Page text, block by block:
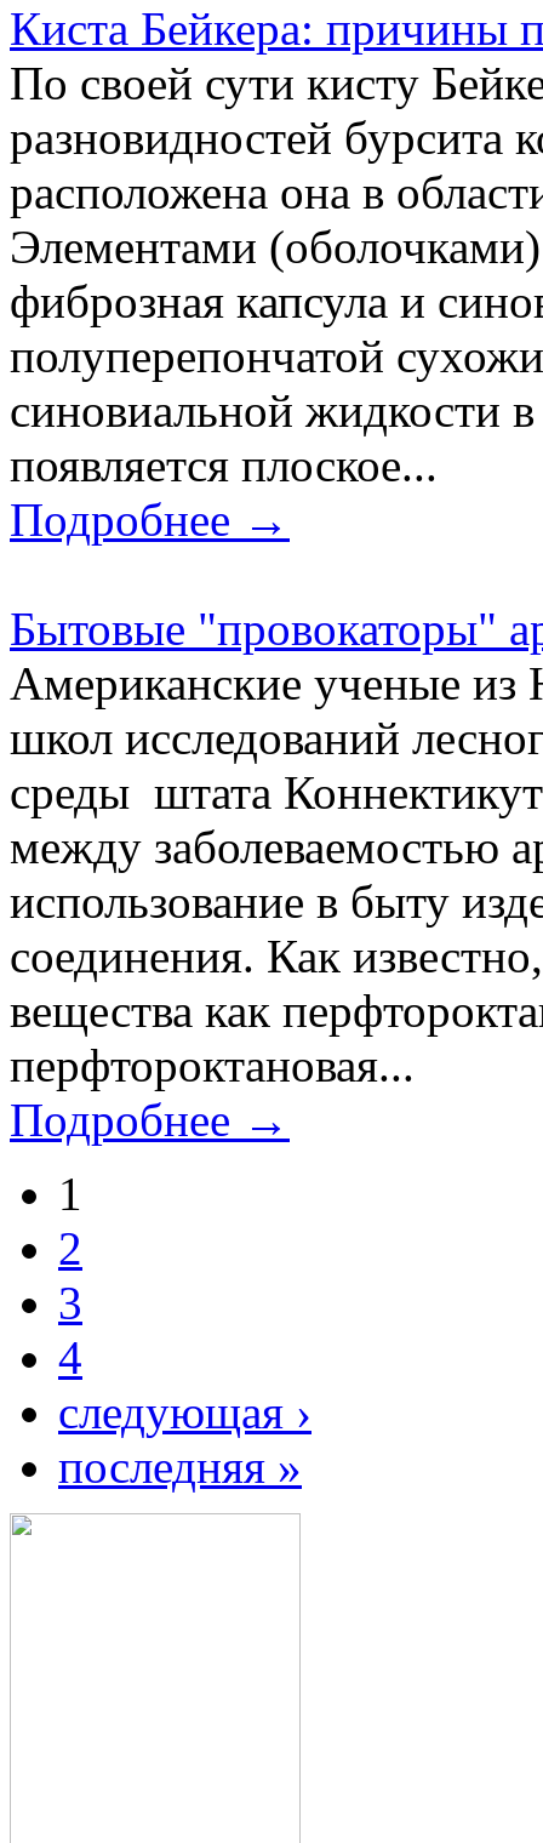
Киста Бейкера: причины
По своей сути кисту
разновидностей бурсита
расположена она в
Элементами
фиброзная капсула и
полуперепончатой
синовиальной жидкости
появляется плоское...
Подробнее →
Бытовые "провокаторы"
Американские ученые
школ исследований
среды штата
между заболеваемостью
использование в быту
соединения. Как
вещества как
перфтороктановая...
Подробнее →
1
2
3
4
следующая ›
последняя »